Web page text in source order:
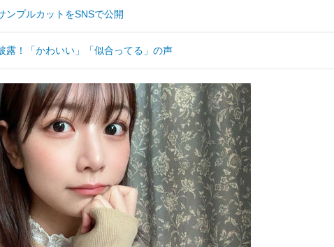
ンプルカットをSNSで公開
露！「かわいい」「似合ってる」の声